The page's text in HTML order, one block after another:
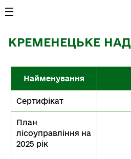
КРЕМЕНЕЦЬКЕ
Найменування
Сертифікат
План
лісоуправління на
2025 рік